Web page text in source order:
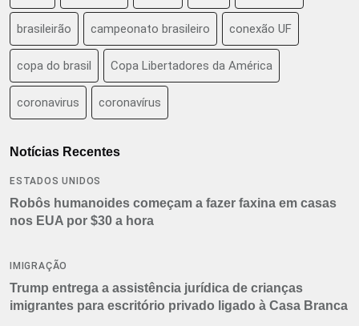
brasileirão campeonato brasileiro conexão UF
copa do brasil Copa Libertadores da América
coronavirus coronavírus
Notícias Recentes
ESTADOS UNIDOS
Robôs humanoides começam a fazer faxina em casas
nos EUA por $30 a hora
IMIGRAÇÃO
Trump entrega a assistência jurídica de crianças
imigrantes para escritório privado ligado à Casa Branca